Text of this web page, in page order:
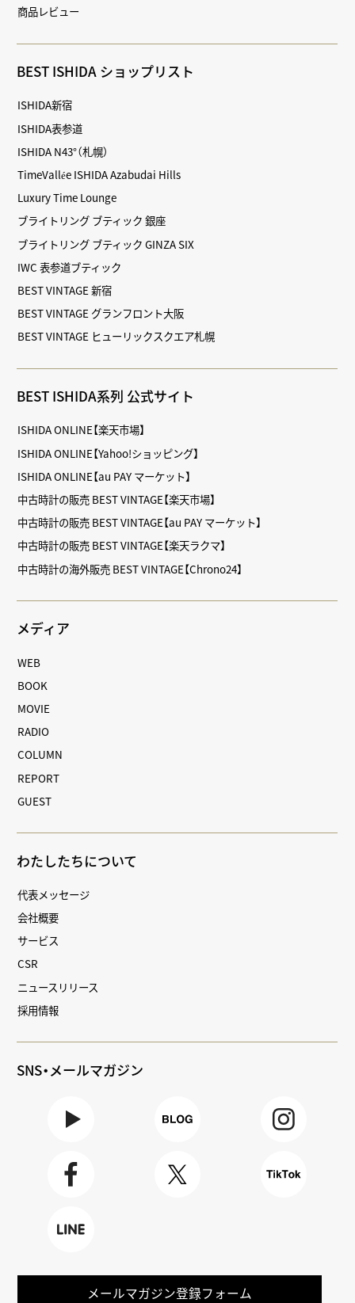
商品レビュー
BEST ISHIDA ショップリスト
ISHIDA新宿
ISHIDA表参道
ISHIDA N43°（札幌）
TimeVallée ISHIDA Azabudai Hills
Luxury Time Lounge
ブライトリング ブティック 銀座
ブライトリング ブティック GINZA SIX
IWC 表参道ブティック
BEST VINTAGE 新宿
BEST VINTAGE グランフロント大阪
BEST VINTAGE ヒューリックスクエア札幌
BEST ISHIDA系列 公式サイト
ISHIDA ONLINE【楽天市場】
ISHIDA ONLINE【Yahoo!ショッピング】
ISHIDA ONLINE【au PAY マーケット】
中古時計の販売 BEST VINTAGE【楽天市場】
中古時計の販売 BEST VINTAGE【au PAY マーケット】
中古時計の販売 BEST VINTAGE【楽天ラクマ】
中古時計の海外販売 BEST VINTAGE【Chrono24】
メディア
WEB
BOOK
MOVIE
RADIO
COLUMN
REPORT
GUEST
わたしたちについて
代表メッセージ
会社概要
サービス
CSR
ニュースリリース
採用情報
SNS・メールマガジン
メールマガジン登録フォーム